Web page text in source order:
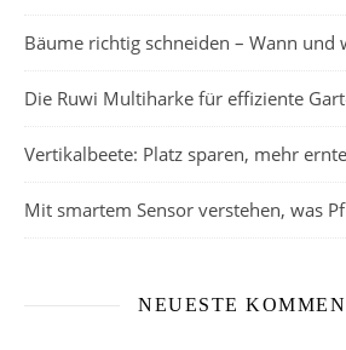
Bäume richtig schneiden – Wann und
Die Ruwi Multiharke für effiziente
Vertikalbeete: Platz sparen, mehr
Mit smartem Sensor verstehen, was
NEUESTE